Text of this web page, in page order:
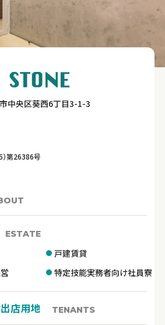
中央区葵西6丁目3-1-3
第26386号
ESTATE
戸建賃貸
特定技能実務者向け社員寮
店用地 TENANTS